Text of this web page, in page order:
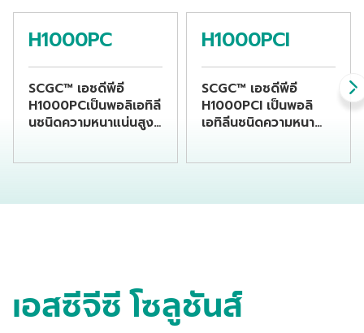
H1000PC
SCGC™ เอชดีพีอี
H1000PCเป็นพอลิเอทิลี
นชนิดความหนาแน่นสูง
เชิงกลดีเยี่ยม ขึ้นรูป
ต้านทานต่อแสงยูวีและ
ความร้อนดีเยี่ยม ใช้งาน
H1000PCI
SCGC™ เอชดีพีอี
H1000PCI เป็นพอลิ
เอทิลีนชนิดความหนา
2 ลูก สมบัติเชิงกลดี
และสารต้านอนุมูลอิสระ
ที่ดีส่งผลให้ความ
เอสซีจีซี โซลูชันส์